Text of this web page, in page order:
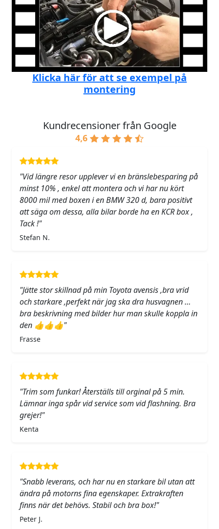
Klicka här för att se exempel på
montering
Kundrecensioner från Google
4,6
"Vid längre resor upplever vi en bränslebesparing på
minst 10% , enkel att montera och vi har nu kört
8000 mil med boxen i en BMW 320 d, bara positivt
att säga om dessa, alla bilar borde ha en KCR box ,
Tack !"
Stefan N.
"Jätte stor skillnad på min Toyota avensis ,bra vrid
och starkare ,perfekt när jag ska dra husvagnen …
bra beskrivning med bilder hur man skulle koppla in
den 👍👍👍"
Frasse
"Trim som funkar! Återställs till orginal på 5 min.
Lämnar inga spår vid service som vid flashning. Bra
grejer!"
Kenta
"Snabb leverans, och har nu en starkare bil utan att
ändra på motorns fina egenskaper. Extrakraften
finns när det behövs. Stabil och bra box!"
Peter J.